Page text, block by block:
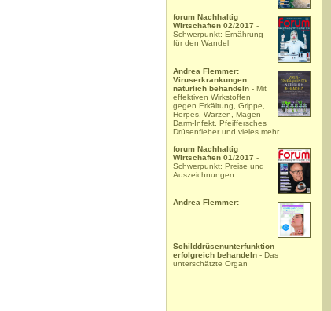
forum Nachhaltig
Wirtschaften 02/2017 -
Schwerpunkt: Ernährung
für den Wandel
Andrea Flemmer:
Viruserkrankungen
natürlich behandeln - Mit
effektiven Wirkstoffen
gegen Erkältung, Grippe,
Herpes, Warzen, Magen-
Darm-Infekt, Pfeiffersches
Drüsenfieber und vieles mehr
forum Nachhaltig
Wirtschaften 01/2017 -
Schwerpunkt: Preise und
Auszeichnungen
Andrea Flemmer:
Schilddrüsenunterfunktion
erfolgreich behandeln - Das
unterschätzte Organ